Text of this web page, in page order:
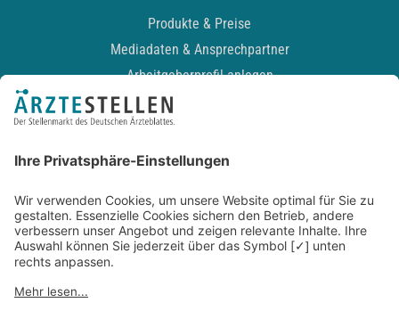
Produkte & Preise
Mediadaten & Ansprechpartner
Arbeitgeberprofil anlegen
Recruiting-Podcast
Kontakt
Datenschutz
Newsletter